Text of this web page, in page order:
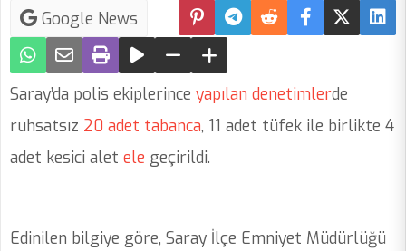
Google News
Saray’da polis ekiplerince yapılan denetimlerde
ruhsatsız 20 adet tabanca, 11 adet tüfek ile birlikte 4
adet kesici alet ele geçirildi.
Edinilen bilgiye göre, Saray İlçe Emniyet Müdürlüğü